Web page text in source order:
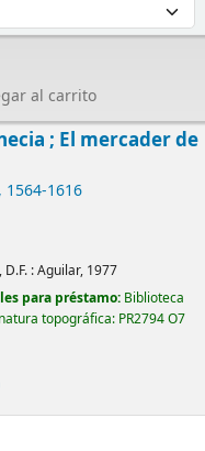
al carrito
; El mercader de
1564-1616
:Aguilar, 1977
para préstamo: Biblioteca
topográfica: PR2794 O7